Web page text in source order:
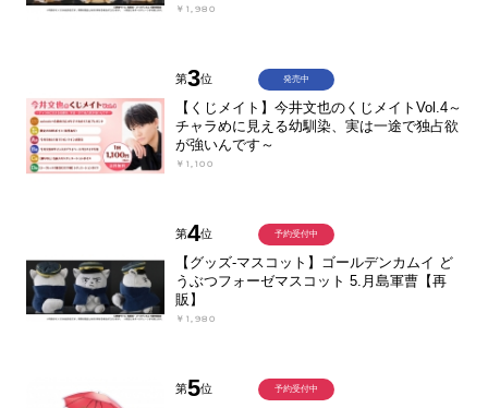
￥1,980
第3位
【くじメイト】今井文也のくじメイトVol.4～
チャラめに見える幼馴染、実は一途で独占欲
が強いんです～
￥1,100
発売中
第4位
【グッズ-マスコット】ゴールデンカムイ ど
うぶつフォーゼマスコット 5.月島軍曹【再
販】
￥1,980
予約受付中
第5位 予約受付中